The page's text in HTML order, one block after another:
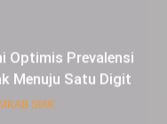
Menuju Satu Digit